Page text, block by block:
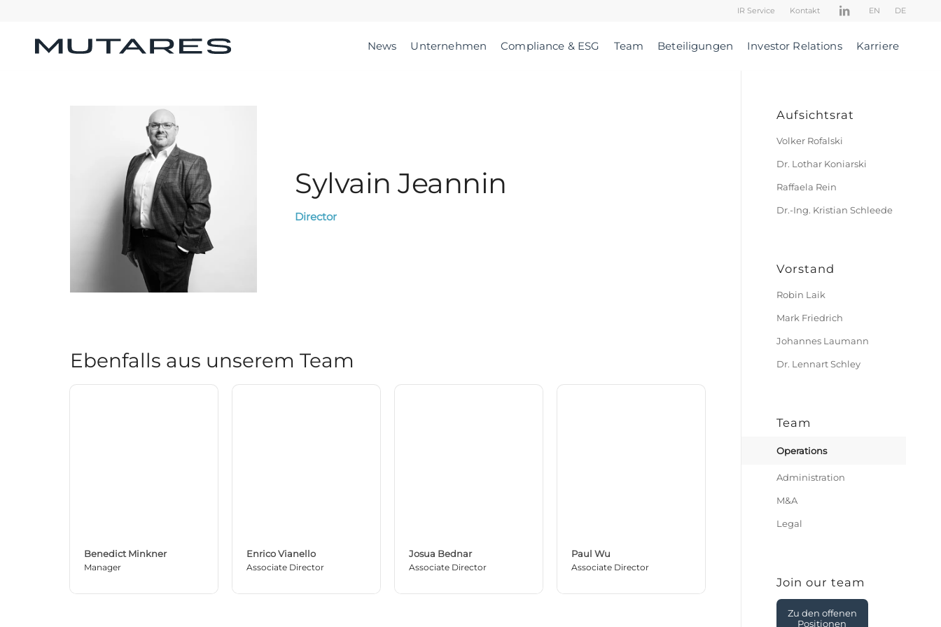
IR Service Kontakt EN DE
News Unternehmen Compliance & ESG Team Beteiligungen Investor Relations Karriere
Sylvain Jeannin
Director
Ebenfalls aus unserem Team
Benedict Minkner
Manager
Enrico Vianello
Associate Director
Josua Bednar
Associate Director
Paul Wu
Associate Director
Aufsichtsrat
Volker Rofalski
Dr. Lothar Koniarski
Raffaela Rein
Dr.-Ing. Kristian Schleede
Vorstand
Robin Laik
Mark Friedrich
Johannes Laumann
Dr. Lennart Schley
Team
Operations
Administration
M&A
Legal
Join our team
Zu den offenen
Positionen